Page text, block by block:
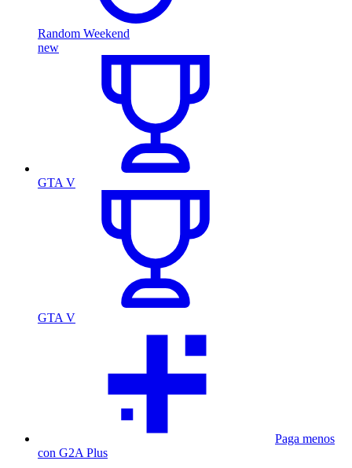
Random Weekend
new
GTA V
GTA V
Paga menos
con G2A Plus